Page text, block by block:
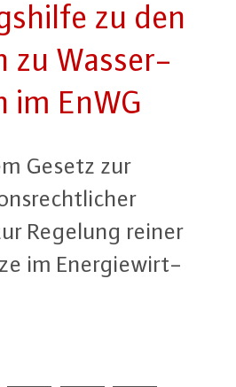
zu den
zu Was­ser­
EnWG
Gesetz zur
Regelung reiner
im En­er­gie­wirt­